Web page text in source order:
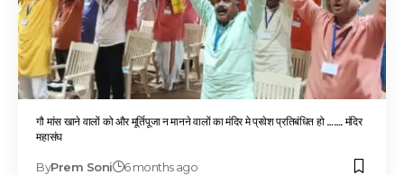
गौ मांस खाने वालों को और मूर्तिपूजा न मानने वालों का मंदिर मे प्रवेश प्रतिबंधित हो ……. मंदिर
महासंघ
ByPrem Soni 6 months ago